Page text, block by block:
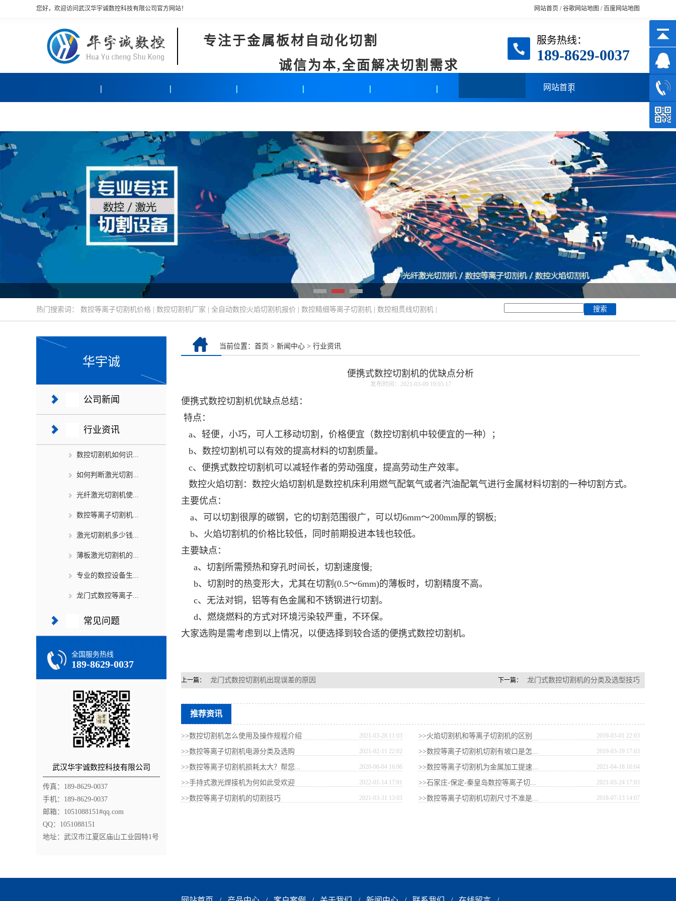
您好，欢迎访问武汉华宇诚数控科技有限公司官方网站！ 网站首页 /谷歌网站地图 / 百度网站地图
专注于金属板材自动化切割
诚信为本,全面解决切割需求
服务热线：
189-8629-0037
网站首页
热门搜索词： 数控等离子切割机价格 数控切割机厂家 全自动数控火焰切割机报价 数控精细等离子切割机 数控相贯线切割机
华宇诚
公司新闻
行业资讯
数控切割机如何识...
如何判断激光切割...
光纤激光切割机使...
数控等离子切割机...
激光切割机多少钱...
薄板激光切割机的...
专业的数控设备生...
龙门式数控等离子...
常见问题
全国服务热线
189-8629-0037
武汉华宇诚数控科技有限公司
传真：189-8629-0037
手机：189-8629-0037
邮箱：1051088151#qq.com
QQ：1051088151
地址：武汉市江夏区庙山工业园特1号
当前位置： 首页 > 新闻中心 > 行业资讯
便携式数控切割机的优缺点分析
发布时间：2021-03-09 19:05:17
便携式数控切割机优缺点总结：
特点：
a、轻便，小巧，可人工移动切割，价格便宜（数控切割机中较便宜的一种）；
b、数控切割机可以有效的提高材料的切割质量。
c、便携式数控切割机可以减轻作者的劳动强度，提高劳动生产效率。
数控火焰切割：数控火焰切割机是数控机床利用燃气配氧气或者汽油配氧气进行金属材料切割的一种切割方式。
主要优点：
a、可以切割很厚的碳钢，它的切割范围很广，可以切6mm～200mm厚的钢板;
b、火焰切割机的价格比较低，同时前期投进本钱也较低。
主要缺点：
a、切割所需预热和穿孔时间长，切割速度慢;
b、切割时的热变形大，尤其在切割(0.5～6mm)的薄板时，切割精度不高。
c、无法对铜，铝等有色金属和不锈钢进行切割。
d、燃烧燃料的方式对环境污染较严重，不环保。
大家选购是需考虑到以上情况，以便选择到较合适的便携式数控切割机。
上一篇： 龙门式数控切割机出现误差的原因 下一篇： 龙门式数控切割机的分类及选型技巧
推荐资讯
>>数控切割机怎么使用及操作规程介绍 2021-03-28 11:03
>>数控等离子切割机电源分类及选购 2021-02-11 22:02
>>数控等离子切割机损耗太大？帮您... 2020-06-04 16:06
>>手持式激光焊接机为何如此受欢迎 2022-01-14 17:01
>>数控等离子切割机的切割技巧 2021-03-31 13:03
>>火焰切割机和等离子切割机的区别 2019-03-01 22:03
>>数控等离子切割机切割有坡口是怎... 2019-03-19 17:03
>>数控等离子切割机为金属加工提速... 2021-04-18 16:04
>>石家庄-保定-秦皇岛数控等离子切... 2021-03-24 17:03
>>数控等离子切割机切割尺寸不准是... 2018-07-13 14:07